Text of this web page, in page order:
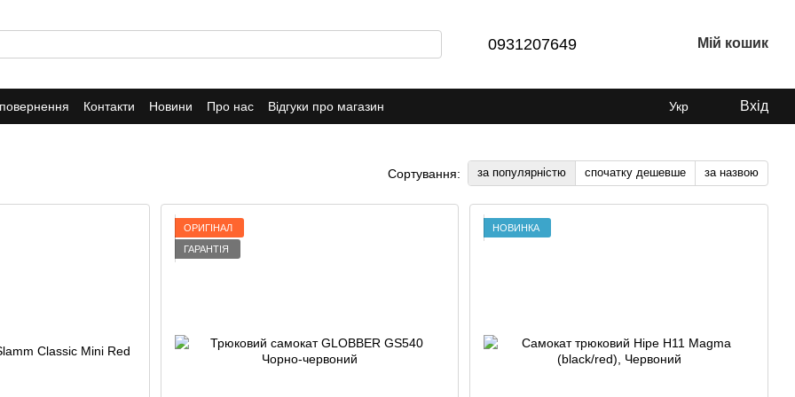
0931207649 Мій кошик
Контакти Новини Про нас Відгуки про магазин Укр Вхід
Сортування: за популярністю спочатку дешевше за назвою
ОРИГІНАЛ
ГАРАНТІЯ
НОВИНКА